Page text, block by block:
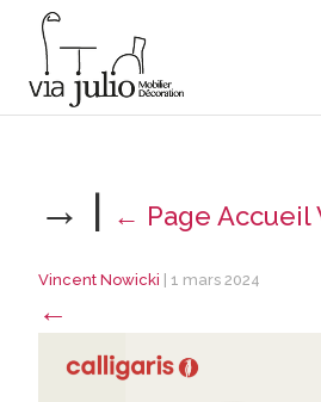
→ | ← Page Accueil
Vincent Nowicki 1 mars 2024
←